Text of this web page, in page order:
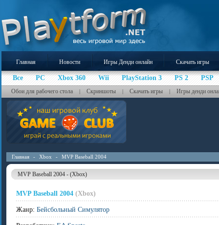
Главная Новости Игры Денди онлайн Скачать игры
Все PC Xbox 360 Wii PlayStation 3 PS 2 PSP
Обои для рабочего стола | Скриншоты | Скачать игры | Игры денди
Главная - Xbox - MVP Baseball 2004
MVP Baseball 2004 - (Xbox)
MVP Baseball 2004 (Xbox)
Жанр: Бейсбольный Симулятор